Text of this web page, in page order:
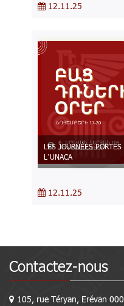
12.11.25
LES JOURNÉES
L’UNACA
12.11.25
Contactez-nous
105, rue Téryan, Erévan